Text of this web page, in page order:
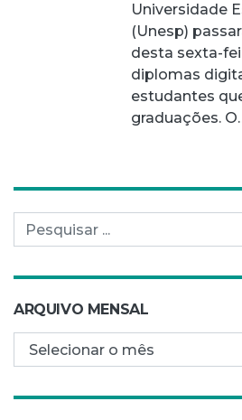
Universidade
(Unesp)
desta sexta-
diplomas
estudantes
graduações.
Pesquisar por:
ARQUIVO MENSAL
Arquivo mensal